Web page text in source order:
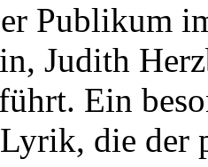
Publikum
Judith
Ein
die der